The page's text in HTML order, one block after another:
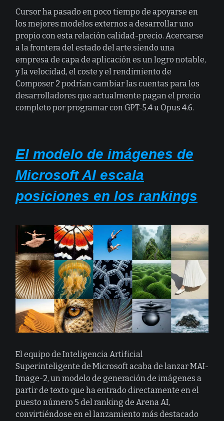
Cursor ha pasado en poco tiempo de apoyarse en
los mejores modelos externos a desarrollar uno
propio con esta relación calidad-precio. Acercarse
a la frontera del estado del arte siendo una
empresa de capa de aplicación es un logro notable,
y la velocidad, el coste y el rendimiento de
Composer 2 podrían cambiar las cuentas para los
desarrolladores que actualmente pagan el precio
completo por programar con GPT-5.4 u Opus 4.6.
El modelo de imágenes de
Microsoft AI escala
posiciones en los rankings
El equipo de Inteligencia Artificial
Superinteligente de Microsoft acaba de lanzar MAI-
Image-2, un modelo de generación de imágenes a
partir de texto que ha entrado directamente en el
puesto número 5 del ranking de Arena AI,
convirtiéndose en el lanzamiento más destacado